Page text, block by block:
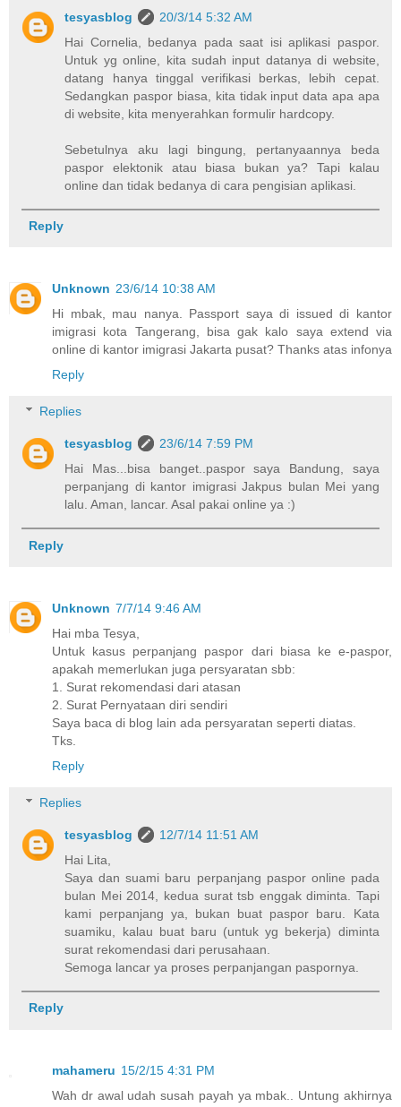
tesyasblog
20/3/14 5:32 AM
Hai Cornelia, bedanya pada saat isi aplikasi paspor.
Untuk yg online, kita sudah input datanya di website,
datang hanya tinggal verifikasi berkas, lebih cepat.
Sedangkan paspor biasa, kita tidak input data apa apa
di website, kita menyerahkan formulir hardcopy.
Sebetulnya aku lagi bingung, pertanyaannya beda
paspor elektonik atau biasa bukan ya? Tapi kalau
online dan tidak bedanya di cara pengisian aplikasi.
Reply
Unknown 23/6/14 10:38 AM
Hi mbak, mau nanya. Passport saya di issued di kantor
imigrasi kota Tangerang, bisa gak kalo saya extend via
online di kantor imigrasi Jakarta pusat? Thanks atas infonya
Reply
Replies
tesyasblog
23/6/14 7:59 PM
Hai Mas...bisa banget..paspor saya Bandung, saya
perpanjang di kantor imigrasi Jakpus bulan Mei yang
lalu. Aman, lancar. Asal pakai online ya :)
Reply
Unknown 7/7/14 9:46 AM
Hai mba Tesya,
Untuk kasus perpanjang paspor dari biasa ke e-paspor,
apakah memerlukan juga persyaratan sbb:
1. Surat rekomendasi dari atasan
2. Surat Pernyataan diri sendiri
Saya baca di blog lain ada persyaratan seperti diatas.
Tks.
Reply
Replies
tesyasblog
12/7/14 11:51 AM
Hai Lita,
Saya dan suami baru perpanjang paspor online pada
bulan Mei 2014, kedua surat tsb enggak diminta. Tapi
kami perpanjang ya, bukan buat paspor baru. Kata
suamiku, kalau buat baru (untuk yg bekerja) diminta
surat rekomendasi dari perusahaan.
Semoga lancar ya proses perpanjangan paspornya.
Reply
mahameru 15/2/15 4:31 PM
Wah dr awal udah susah payah ya mbak.. Untung akhirnya